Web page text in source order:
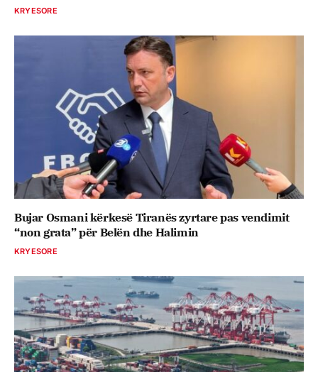
KRYESORE
Bujar Osmani kërkesë Tiranës zyrtare pas vendimit
“non grata” për Belën dhe Halimin
KRYESORE